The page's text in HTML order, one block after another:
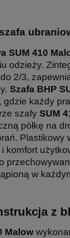
SUM 410
odzieży.
2/3,
Szafa BHP
gdzie każdy
szafy SUM
półkę na
Plastikowy
komfort
w
z
Malow